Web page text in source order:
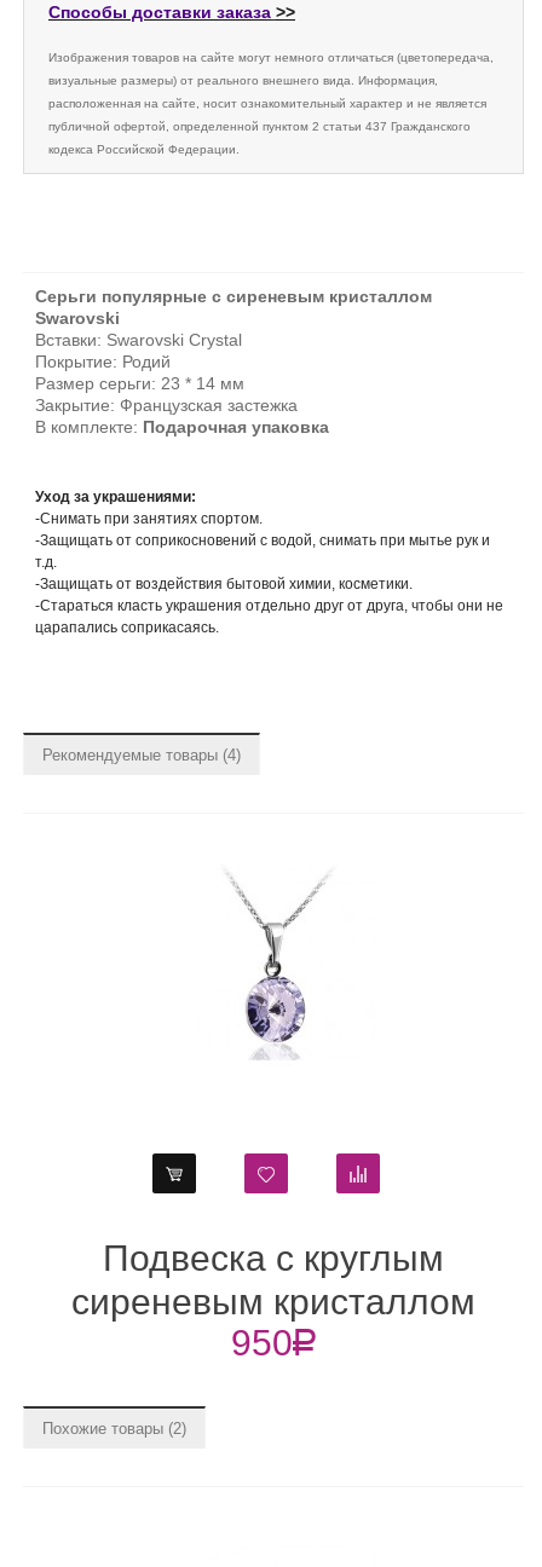
Способы доставки заказа >>
Изображения товаров на сайте могут немного отличаться (цветопередача,
визуальные размеры) от реального внешнего вида. Информация,
расположенная на сайте, носит ознакомительный характер и не является
публичной офертой, определенной пунктом 2 статьи 437 Гражданского
кодекса Российской Федерации.
Серьги популярные с сиреневым кристаллом
Swarovski
Вставки: Swarovski Crystal
Покрытие: Родий
Размер серьги: 23 * 14 мм
Закрытие: Французская застежка
В комплекте: Подарочная упаковка
Уход за украшениями:
-Снимать при занятиях спортом.
-Защищать от соприкосновений с водой, снимать при мытье рук и
т.д.
-Защищать от воздействия бытовой химии, косметики.
-Стараться класть украшения отдельно друг от друга, чтобы они не
царапались соприкасаясь.
Рекомендуемые товары (4)
Футляр
Бычок
150
Похожие товары (2)